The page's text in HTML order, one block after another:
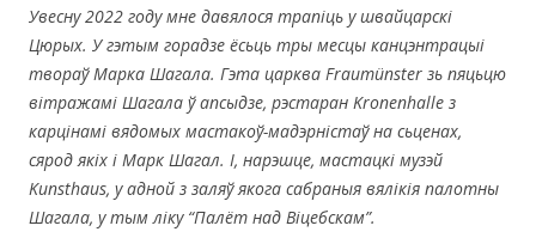
Увесну 2022 году мне давялося трапіць у швайцарскі
Цюрых. У гэтым горадзе ёсьць тры месцы канцэнтрацыі
твораў Марка Шагала. Гэта царква Fraumünster зь пяцьцю
вітражамі Шагала ў апсыдзе, рэстаран Kronenhalle з
карцінамі вядомых мастакоў-мадэрністаў на сьценах,
сярод якіх і Марк Шагал. І, нарэшце, мастацкі музэй
Kunsthaus, у адной з заляў якога сабраныя вялікія палотны
Шагала, у тым ліку “Палёт над Віцебскам”.